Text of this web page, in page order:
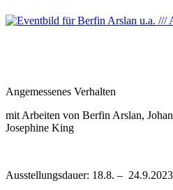
Angemessenes Verhalten
mit Arbeiten von Berfin Arslan,
Josephine King
Ausstellungsdauer: 18.8. – 24.9.2023